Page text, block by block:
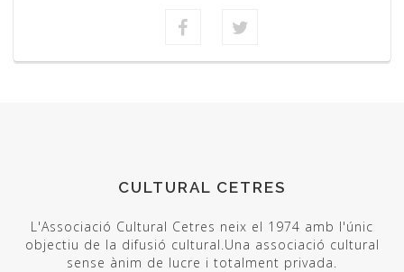
CULTURAL CETRES
L'Associació Cultural Cetres neix el 1974 amb l'únic
objectiu de la difusió cultural.Una associació cultural
sense ànim de lucre i totalment privada.